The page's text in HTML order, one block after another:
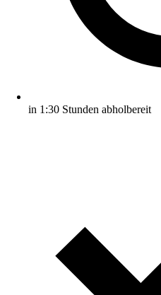
in 1:30 Stunden abholbereit